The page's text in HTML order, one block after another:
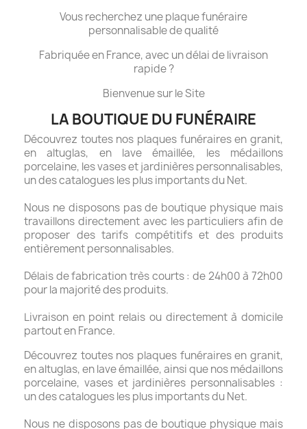
Vous recherchez une plaque funéraire
personnalisable de qualité
Fabriquée en France, avec un délai de livraison
rapide ?
Bienvenue sur le Site
LA BOUTIQUE DU FUNÉRAIRE
Découvrez toutes nos plaques funéraires en granit,
en altuglas, en lave émaillée, les médaillons
porcelaine, les vases et jardinières personnalisables,
un des catalogues les plus importants du Net.
Nous ne disposons pas de boutique physique mais
travaillons directement avec les particuliers afin de
proposer des tarifs compétitifs et des produits
entièrement personnalisables.
Délais de fabrication très courts : de 24h00 à 72h00
pour la majorité des produits.
Livraison en point relais ou directement à domicile
partout en France.
Découvrez toutes nos plaques funéraires en granit,
en altuglas, en lave émaillée, ainsi que nos médaillons
porcelaine, vases et jardinières personnalisables :
un des catalogues les plus importants du Net.
Nous ne disposons pas de boutique physique mais